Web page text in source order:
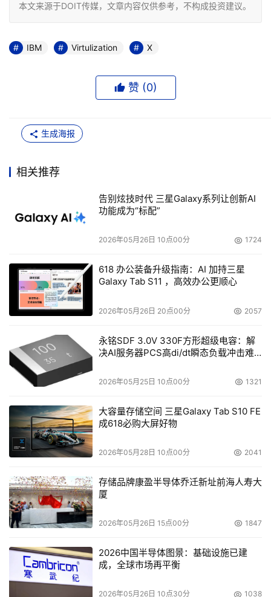
本文来源于DOIT传媒，文章内容仅供参考，不构成投资建议。
IBM Virtulization X
赞 (0)
生成海报
相关推荐
告别炫技时代 三星Galaxy系列让创新AI
功能成为“标配”
2026年05月26日 10点00分 1724
618 办公装备升级指南：AI 加持三星
Galaxy Tab S11 ，高效办公更顺心
2026年05月26日 20点00分 2057
永铭SDF 3.0V 330F方形超级电容：解
决AI服务器PCS高di/dt瞬态负载冲击难
2026年05月25日 10点00分 1321
大容量存储空间 三星Galaxy Tab S10 FE
成618必购大屏好物
2026年05月28日 10点00分 2041
存储品牌康盈半导体乔迁新址前海人寿大
厦
2026年05月26日 15点00分 1847
2026中国半导体图景：基础设施已建
成，全球市场再平衡
2026年05月26日 10点30分 1038